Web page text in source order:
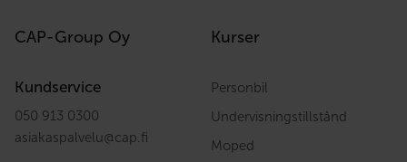
CAP-Group Oy
Kundservice
050 913 0300
asiakaspalvelu@cap.fi
Kurser
Personbil
Undervisningstillstånd
Moped